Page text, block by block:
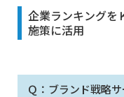
企業ランキングを
施策に活用
Ｑ：ブランド戦略